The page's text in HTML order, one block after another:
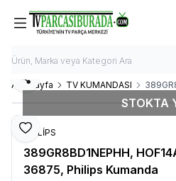
Ana Sayfa TV KUMANDASI
STOKTA
Favoriye Ekle
Paylaş
PHİLİPS
389GR8BD1NEPHH,
36875, Philips Kumanda